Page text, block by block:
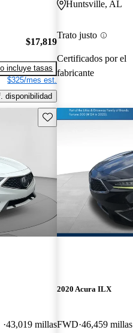
$17,819
incluye tasas
$325/mes est.
disponibilidad
Huntsville, AL
Trato justo
Certificados por el
fabricante
Guarda este Aviso
43,019 millas
2020 Acura ILX
FWD 46,459 millas